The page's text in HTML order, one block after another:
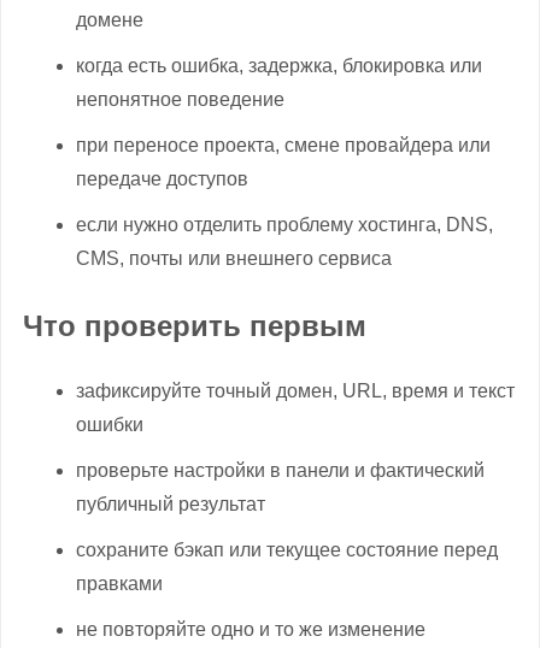
домене
когда есть ошибка, задержка, блокировка или
непонятное поведение
при переносе проекта, смене провайдера или
передаче доступов
если нужно отделить проблему хостинга, DNS,
CMS, почты или внешнего сервиса
Что проверить первым
зафиксируйте точный домен, URL, время и текст
ошибки
проверьте настройки в панели и фактический
публичный результат
сохраните бэкап или текущее состояние перед
правками
не повторяйте одно и то же изменение